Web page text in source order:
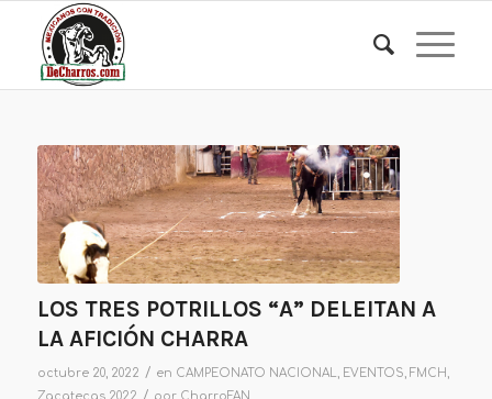
LOS TRES POTRILLOS “A” DELEITAN A
LA AFICIÓN CHARRA
octubre 20, 2022 / en CAMPEONATO NACIONAL EVENTOS FMCH
Zacatecas 2022
/ por CharroFAN